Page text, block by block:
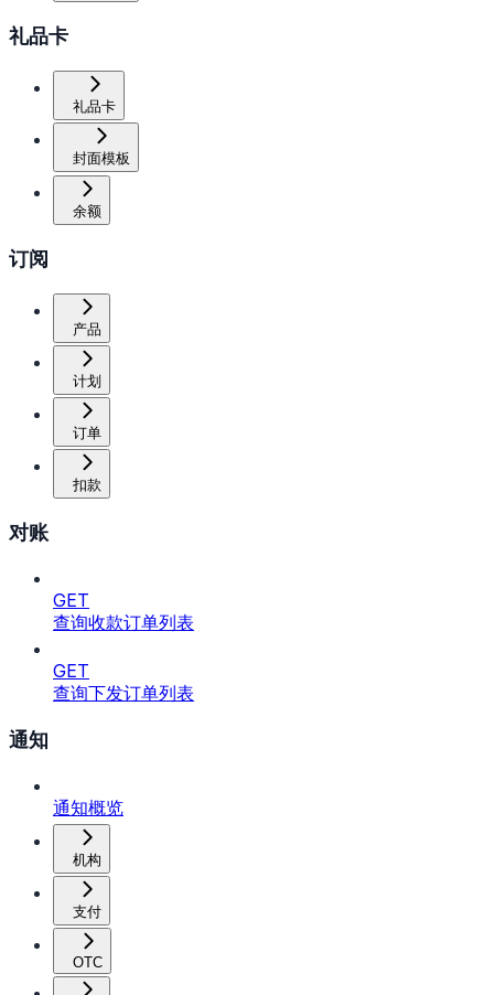
礼品卡
礼品卡
封面模板
余额
订阅
产品
计划
订单
扣款
对账
GET
查询收款订单列表
GET
查询下发订单列表
通知
通知概览
机构
支付
OTC